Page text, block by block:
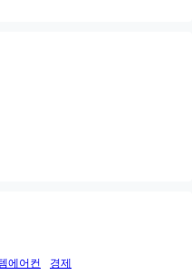
에어컨
경제